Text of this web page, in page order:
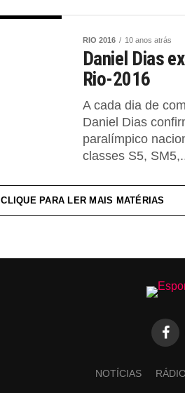
RIO 2016 10 anos atrás
Daniel Dias
Rio-2016
A cada dia de
Daniel Dias
paralímpico
classes S5,
CLIQUE PARA LER MAIS MATÉRIAS
NOTÍCIAS RÁDIO